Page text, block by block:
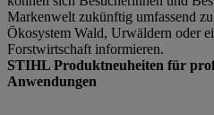
Markenwelt zukünftig umfassend
Ökosystem Wald, Urwäldern oder
Forstwirtschaft informieren.
STIHL Produktneuheiten für
Anwendungen